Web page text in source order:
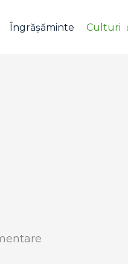
Îngrășăminte Culturi